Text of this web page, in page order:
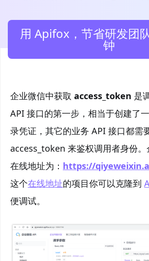
用 Apifox，节省研发团
钟
企业微信中获取 access_token 是
API 接口的第一步，相当于创建了
录凭证，其它的业务 API 接口都需
access_token 来鉴权调用者身份
在线地址为： https://
这个在线地址的项目你可以克隆到
便调试。